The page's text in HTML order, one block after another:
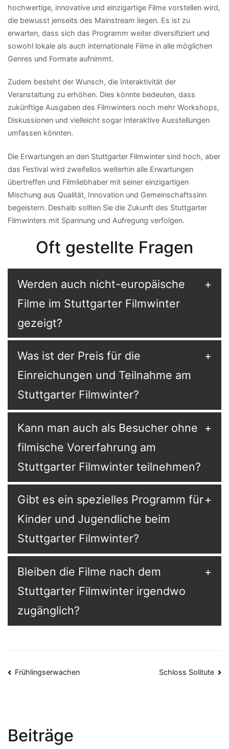
hochwertige, innovative und einzigartige Filme vorstellen wird,
die bewusst jenseits des Mainstream liegen. Es ist zu
erwarten, dass sich das Programm weiter diversifiziert und
sowohl lokale als auch internationale Filme in alle möglichen
Genres und Formate aufnimmt.
Zudem besteht der Wunsch, die Interaktivität der
Veranstaltung zu erhöhen. Dies könnte bedeuten, dass
zukünftige Ausgaben des Filmwinters noch mehr Workshops,
Diskussionen und vielleicht sogar Interaktive Ausstellungen
umfassen könnten.
Die Erwartungen an den Stuttgarter Filmwinter sind hoch, aber
das Festival wird zweifellos weiterhin alle Erwartungen
übertreffen und Filmliebhaber mit seiner einzigartigen
Mischung aus Qualität, Innovation und Gemeinschaftssinn
begeistern. Deshalb sollten Sie die Zukunft des Stuttgarter
Filmwinters mit Spannung und Aufregung verfolgen.
Oft gestellte Fragen
Werden auch nicht-europäische
Filme im Stuttgarter Filmwinter
gezeigt?
Was ist der Preis für die
Einreichungen und Teilnahme am
Stuttgarter Filmwinter?
Kann man auch als Besucher ohne
filmische Vorerfahrung am
Stuttgarter Filmwinter teilnehmen?
Gibt es ein spezielles Programm für
Kinder und Jugendliche beim
Stuttgarter Filmwinter?
Bleiben die Filme nach dem
Stuttgarter Filmwinter irgendwo
zugänglich?
Beitragsnavigation
Frühlingserwachen Schloss Solitute
Beiträge